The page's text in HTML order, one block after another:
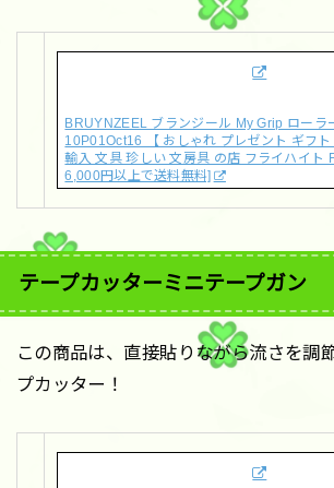
BRUYNZEEL ブランジール My Grip ロー
10P01Oct16 【 おしゃれ プレゼント ギフ
輸入 文具 珍しい 文房具 の店 フライハイト
6,000円以上で送料無料]
テープカッターミニテープガン
この商品は、直接貼りながら流さを調
プカッター！